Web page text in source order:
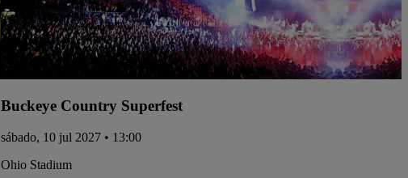
Buckeye Country Superfest
sábado, 10 jul 2027 • 13:00
Ohio Stadium